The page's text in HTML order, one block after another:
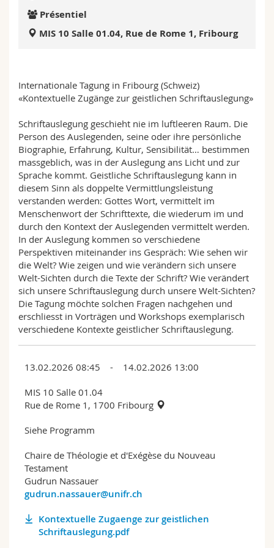
Sciences et médecine
Interfacultaire
Collaborateurs
Webmail
Présentiel
MIS 10 Salle 01.04, Rue de Rome 1, Fribourg
Internationale Tagung in Fribourg (Schweiz)
«Kontextuelle Zugänge zur geistlichen Schriftauslegung»
Schriftauslegung geschieht nie im luftleeren Raum. Die
Person des Auslegenden, seine oder ihre persönliche
Biographie, Erfahrung, Kultur, Sensibilität… bestimmen
massgeblich, was in der Auslegung ans Licht und zur
Sprache kommt. Geistliche Schriftauslegung kann in
diesem Sinn als doppelte Vermittlungsleistung
verstanden werden: Gottes Wort, vermittelt im
Menschenwort der Schrifttexte, die wiederum im und
durch den Kontext der Auslegenden vermittelt werden.
In der Auslegung kommen so verschiedene
Perspektiven miteinander ins Gespräch: Wie sehen wir
die Welt? Wie zeigen und wie verändern sich unsere
Welt-Sichten durch die Texte der Schrift? Wie verändert
sich unsere Schriftauslegung durch unsere Welt-Sichten?
Die Tagung möchte solchen Fragen nachgehen und
erschliesst in Vorträgen und Workshops exemplarisch
verschiedene Kontexte geistlicher Schriftauslegung.
13.02.2026 08:45 - 14.02.2026 13:00
MIS 10 Salle 01.04
Rue de Rome 1, 1700 Fribourg
Siehe Programm
Chaire de Théologie et d'Exégèse du Nouveau
Testament
Gudrun Nassauer
gudrun.nassauer@unifr.ch
Kontextuelle Zugaenge zur geistlichen
Schriftauslegung.pdf